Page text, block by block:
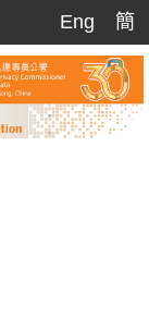
Eng
簡
簡